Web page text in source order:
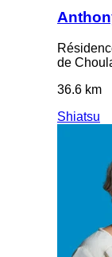
de
36.6 km
Shiatsu